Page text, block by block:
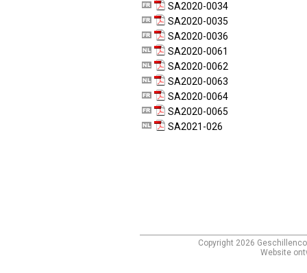
SA2020-0034
SA2020-0035
SA2020-0036
SA2020-0061
SA2020-0062
SA2020-0063
SA2020-0064
SA2020-0065
SA2021-026
Copyright 2026
Website